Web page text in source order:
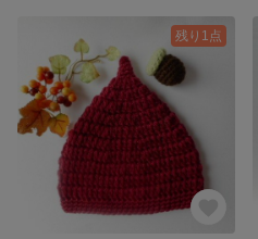
残り1点